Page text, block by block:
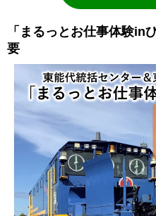
「まるっとお仕事体験in
要